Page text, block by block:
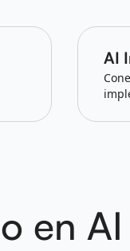
AI
en AI